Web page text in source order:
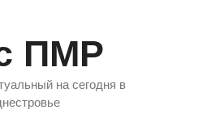
ПМР
на сегодня в